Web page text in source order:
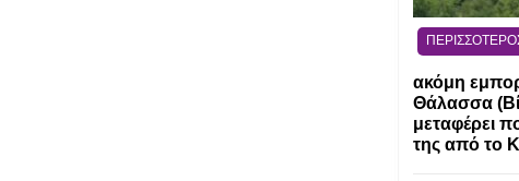
ακόμη
Θάλασσα
μεταφέρει
της από το